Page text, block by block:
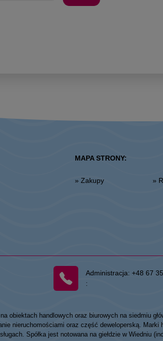
MAPA STRONY:
» Zakupy
Administracja: +48 67
:
obiektach handlowych oraz biurowych na siedmiu
nieruchomościami oraz część deweloperską.
Spółka jest notowana na giełdzie w Wiedniu